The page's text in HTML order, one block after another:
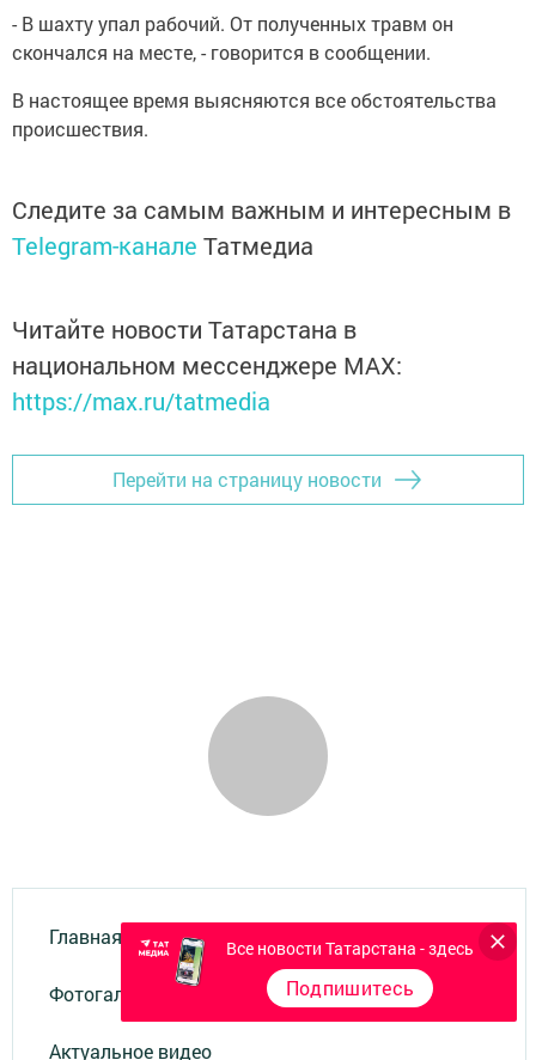
- В шахту упал рабочий. От полученных травм он
скончался на месте, - говорится в сообщении.
В настоящее время выясняются все обстоятельства
происшествия.
Следите за самым важным и интересным в
Telegram-канале Татмедиа
Читайте новости Татарстана в
национальном мессенджере MАХ:
https://max.ru/tatmedia
Перейти на страницу новости
Главная
Фотогалереи
Актуальное видео
Все новости Татарстана - здесь
Подпишитесь